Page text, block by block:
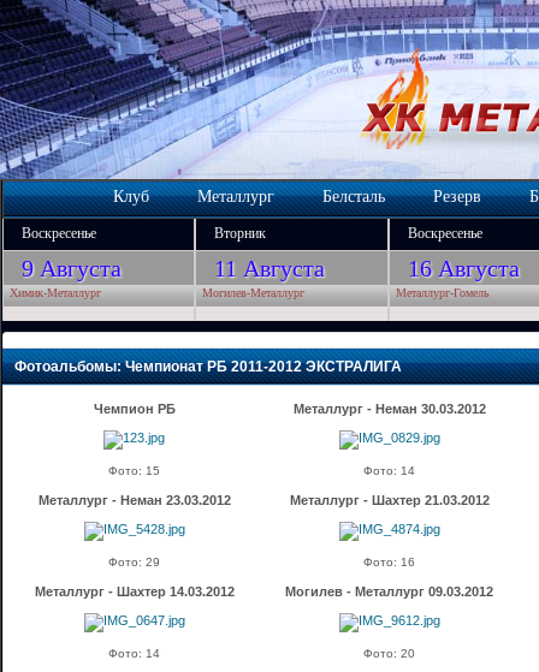
Клуб Металлург Белсталь Резерв
Воскресенье Вторник Воскресенье
9 Августа 11 Августа 16 Августа
Химик-Металлург Могилев-Металлург Металлург-Гомель
Фотоальбомы: Чемпионат РБ 2011-2012 ЭКСТРАЛИГА
Чемпион РБ
Фото: 15
Металлург - Неман 30.03.2012
Фото: 14
Металлург - Неман 23.03.2012
Фото: 29
Металлург - Шахтер 21.03.2012
Фото: 16
Металлург - Шахтер 14.03.2012
Фото: 14
Могилев - Металлург 09.03.2012
Фото: 20